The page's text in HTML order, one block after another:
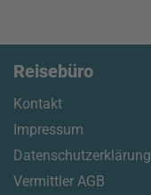
Reisebüro
Kontakt
Impressum
Datenschutzerklärung
Vermittler AGB